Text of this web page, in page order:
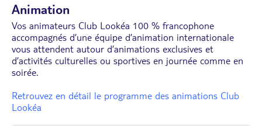
Animation
Vos animateurs Club Lookéa 100 % francophone
accompagnés d’une équipe d’animation internationale
vous attendent autour d’animations exclusives et
d’activités culturelles ou sportives en journée comme en
soirée.
Retrouvez en détail le programme des animations Club
Lookéa